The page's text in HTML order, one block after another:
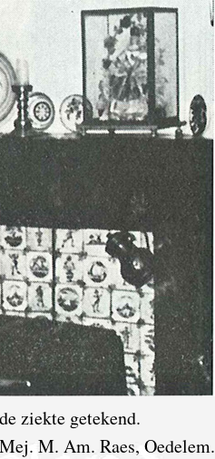
ziekte getekend.
M. Am. Raes, Oedelem.